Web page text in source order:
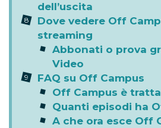
dell’uscita
Dove vedere Off
streaming
Abbonati o prova
Video
FAQ su Off Campus
Off Campus è
Quanti episodi ha
A che ora esce Off